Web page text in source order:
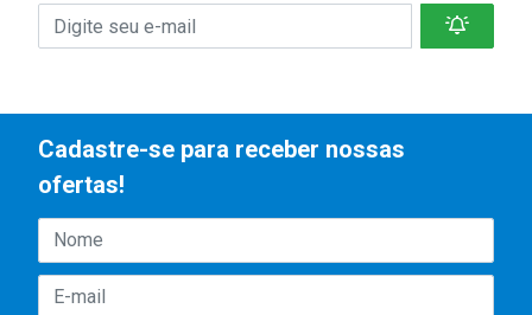
Cadastre-se para receber nossas
ofertas!